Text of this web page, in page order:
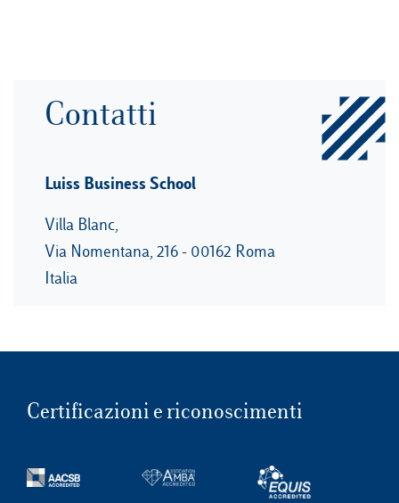
Contatti
Luiss Business School
Villa Blanc,
Via Nomentana, 216 - 00162 Roma
Italia
Certificazioni e riconoscimenti